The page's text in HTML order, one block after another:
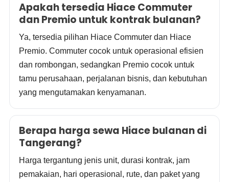
Apakah tersedia Hiace Commuter
dan Premio untuk kontrak bulanan?
Ya, tersedia pilihan Hiace Commuter dan Hiace
Premio. Commuter cocok untuk operasional efisien
dan rombongan, sedangkan Premio cocok untuk
tamu perusahaan, perjalanan bisnis, dan kebutuhan
yang mengutamakan kenyamanan.
Berapa harga sewa Hiace bulanan di
Tangerang?
Harga tergantung jenis unit, durasi kontrak, jam
pemakaian, hari operasional, rute, dan paket yang